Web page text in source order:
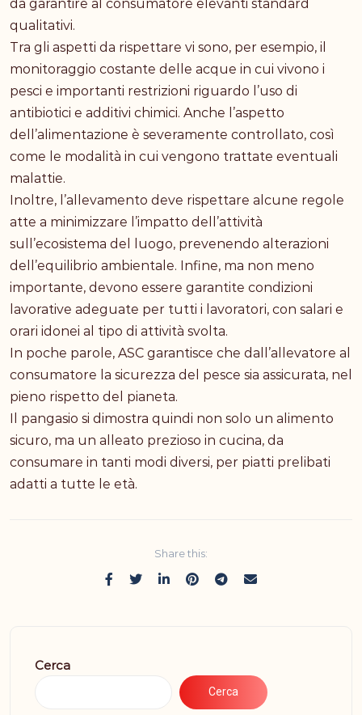
da garantire al consumatore elevanti standard
qualitativi.
Tra gli aspetti da rispettare vi sono, per esempio, il
monitoraggio costante delle acque in cui vivono i
pesci e importanti restrizioni riguardo l’uso di
antibiotici e additivi chimici. Anche l’aspetto
dell’alimentazione è severamente controllato, così
come le modalità in cui vengono trattate eventuali
malattie.
Inoltre, l’allevamento deve rispettare alcune regole
atte a minimizzare l’impatto dell’attività
sull’ecosistema del luogo, prevenendo alterazioni
dell’equilibrio ambientale. Infine, ma non meno
importante, devono essere garantite condizioni
lavorative adeguate per tutti i lavoratori, con salari e
orari idonei al tipo di attività svolta.
In poche parole, ASC garantisce che dall’allevatore al
consumatore la sicurezza del pesce sia assicurata, nel
pieno rispetto del pianeta.
Il pangasio si dimostra quindi non solo un alimento
sicuro, ma un alleato prezioso in cucina, da
consumare in tanti modi diversi, per piatti prelibati
adatti a tutte le età.
Share this:
Cerca
Cerca